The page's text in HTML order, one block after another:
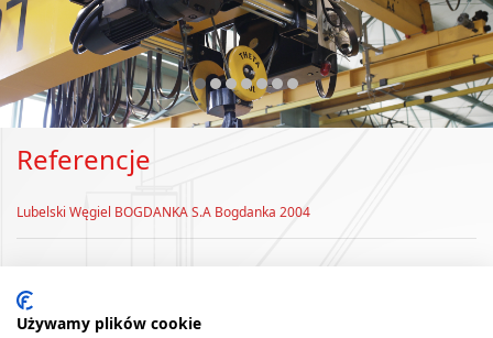
❮ ❯
Referencje
Lubelski Węgiel BOGDANKA S.A Bogdanka 2004
Używamy plików cookie